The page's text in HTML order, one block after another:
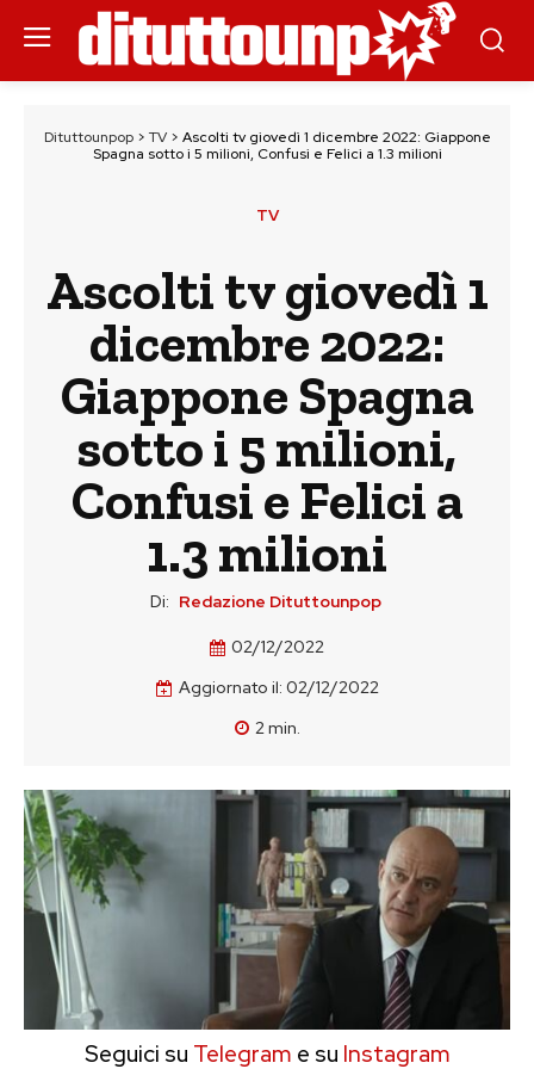
Dituttounpop> TV> Ascolti tv giovedì 1 dicembre 2022: Giappone
Spagna sotto i 5 milioni, Confusi e Felici a 1.3 milioni
TV
Ascolti tv giovedì 1
dicembre 2022:
Giappone Spagna
sotto i 5 milioni,
Confusi e Felici a
1.3 milioni
Di: Redazione Dituttounpop
02/12/2022
Aggiornato il: 02/12/2022
2min.
Seguici su Telegram e su Instagram